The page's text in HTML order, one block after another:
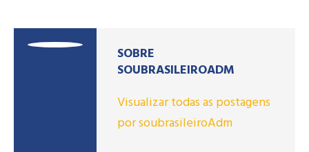
SOBRE
SOUBRASILEIROADM
Visualizar todas as postagens
por soubrasileiroAdm